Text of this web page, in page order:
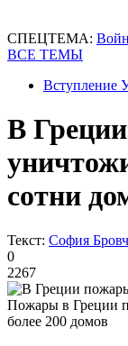
СПЕЦТЕМА:
ВСЕ ТЕМЫ
Вступление
В
сотни
Текст: София
0
2267
Пожары в Греции
более 200 домов